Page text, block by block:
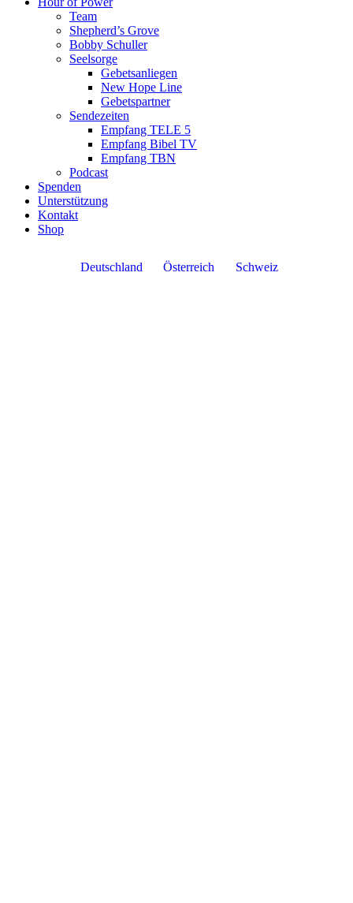
Team
Shepherd’s Grove
Bobby Schuller
Seelsorge
Gebetsanliegen
New Hope Line
Gebetspartner
Sendezeiten
Empfang TELE 5
Empfang Bibel TV
Empfang TBN
Podcast
Spenden
Unterstützung
Kontakt
Shop
Deutschland Österreich Schweiz